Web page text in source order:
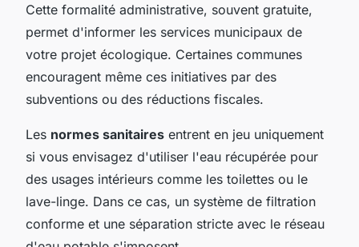
Cette formalité administrative, souvent gratuite,
permet d'informer les services municipaux de
votre projet écologique. Certaines communes
encouragent même ces initiatives par des
subventions ou des réductions fiscales.
Les normes sanitaires entrent en jeu uniquement
si vous envisagez d'utiliser l'eau récupérée pour
des usages intérieurs comme les toilettes ou le
lave-linge. Dans ce cas, un système de filtration
conforme et une séparation stricte avec le réseau